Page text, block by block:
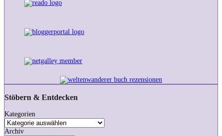
Stöbern & Entdecken
Kategorien
Archiv